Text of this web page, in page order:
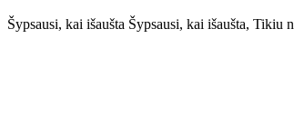
Šypsausi, kai išaušta Šypsausi, kai išaušta,